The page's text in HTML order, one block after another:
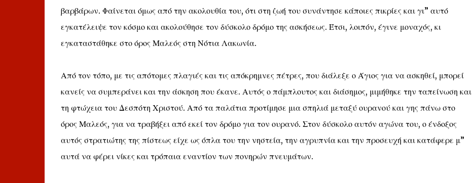
βαρβάρων. Φαίνεται όμως από την ακολουθία του, ότι στη ζωή του συνάντησε κάποιες πικρίες και γι” αυτό
εγκατέλειψε τον κόσμο και ακολούθησε τον δύσκολο δρόμο της ασκήσεως. Έτσι, λοιπόν, έγινε μοναχός, κι
εγκαταστάθηκε στο όρος Μαλεός στη Νότια Λακωνία.
Από τον τόπο, με τις απότομες πλαγιές και τις απόκρημνες πέτρες, που διάλεξε ο Άγιος για να ασκηθεί, μπορεί
κανείς να συμπεράνει και την άσκηση που έκανε. Αυτός ο πάμπλουτος και διάσημος, μιμήθηκε την ταπείνωση και
τη φτώχεια του Δεσπότη Χριστού. Από τα παλάτια προτίμησε μια σπηλιά μεταξύ ουρανού και γης πάνω στο
όρος Μαλεός, για να τραβήξει από εκεί τον δρόμο για τον ουρανό. Στον δύσκολο αυτόν αγώνα του, ο ένδοξος
αυτός στρατιώτης της πίστεως είχε ως όπλα του την νηστεία, την αγρυπνία και την προσευχή και κατάφερε μ”
αυτά να φέρει νίκες και τρόπαια εναντίον των πονηρών πνευμάτων.